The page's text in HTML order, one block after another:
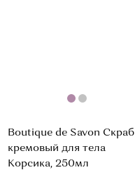
Boutique de Savon Скраб
кремовый для тела
Корсика, 250мл